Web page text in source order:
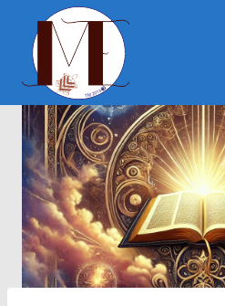
contenu